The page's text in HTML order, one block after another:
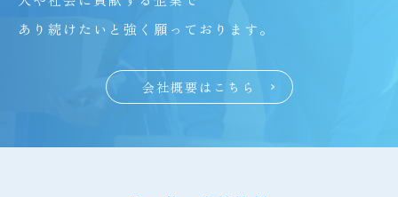
あり続けたいと強く願っております。
会社概要はこちら